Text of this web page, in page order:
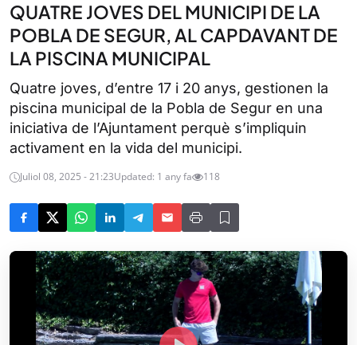
QUATRE JOVES DEL MUNICIPI DE LA
POBLA DE SEGUR, AL CAPDAVANT DE
LA PISCINA MUNICIPAL
Quatre joves, d’entre 17 i 20 anys, gestionen la
piscina municipal de la Pobla de Segur en una
iniciativa de l’Ajuntament perquè s’impliquin
activament en la vida del municipi.
Juliol 08, 2025 - 21:23Updated: 1 any fa 118